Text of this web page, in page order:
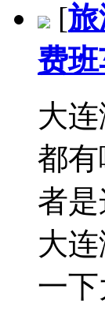
[
费班
大
都
者
大
一